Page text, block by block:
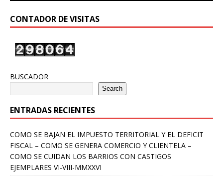
CONTADOR DE VISITAS
BUSCADOR
Search
ENTRADAS RECIENTES
COMO SE BAJAN EL IMPUESTO TERRITORIAL Y EL DEFICIT
FISCAL – COMO SE GENERA COMERCIO Y CLIENTELA –
COMO SE CUIDAN LOS BARRIOS CON CASTIGOS
EJEMPLARES VI-VIII-MMXXVI